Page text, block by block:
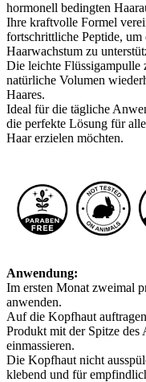
hormonell bedingten
Ihre kraftvolle Formel
fortschrittliche Peptide,
Haarwachstum zu
Die leichte Flüssigampulle
natürliche Volumen
Haares.
Ideal für die tägliche
die perfekte Lösung für
Haar erzielen möchten.
Anwendung:
Im ersten Monat zweimal
anwenden.
Auf die Kopfhaut
Produkt mit der Spitze
einmassieren.
Die Kopfhaut nicht
klebend und für